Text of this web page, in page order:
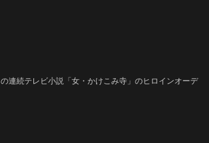
連続テレビ小説「女・かけこみ寺」のヒロインオーデ